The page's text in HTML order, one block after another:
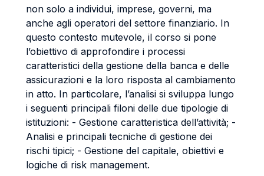
non solo a individui, imprese, governi, ma
anche agli operatori del settore finanziario. In
questo contesto mutevole, il corso si pone
l’obiettivo di approfondire i processi
caratteristici della gestione della banca e delle
assicurazioni e la loro risposta al cambiamento
in atto. In particolare, l’analisi si sviluppa lungo
i seguenti principali filoni delle due tipologie di
istituzioni: - Gestione caratteristica dell’attività; -
Analisi e principali tecniche di gestione dei
rischi tipici; - Gestione del capitale, obiettivi e
logiche di risk management.